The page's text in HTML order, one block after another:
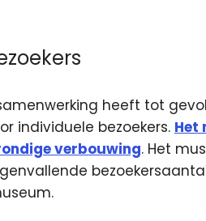
heeft tot
individuele bezoekers. Het
verbouwing. Het